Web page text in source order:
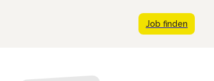
Job finden